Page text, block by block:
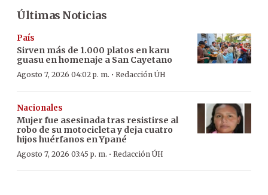
Últimas Noticias
País
Sirven más de 1.000 platos en karu
guasu en homenaje a San Cayetano
Agosto 7, 2026 04:02 p. m. · Redacción ÚH
Nacionales
Mujer fue asesinada tras resistirse al
robo de su motocicleta y deja cuatro
hijos huérfanos en Ypané
Agosto 7, 2026 03:45 p. m. · Redacción ÚH